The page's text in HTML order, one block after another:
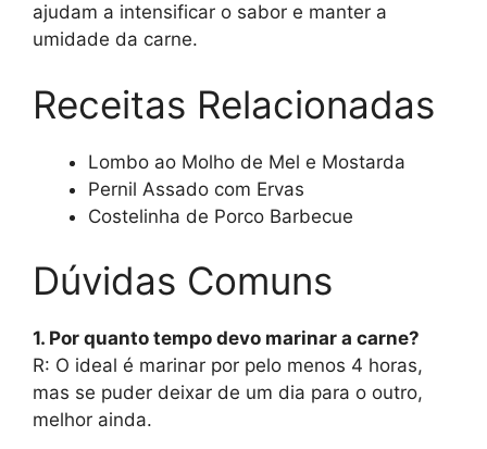
ajudam a intensificar o sabor e manter a
umidade da carne.
Receitas Relacionadas
Lombo ao Molho de Mel e Mostarda
Pernil Assado com Ervas
Costelinha de Porco Barbecue
Dúvidas Comuns
1. Por quanto tempo devo marinar a carne?
R: O ideal é marinar por pelo menos 4 horas,
mas se puder deixar de um dia para o outro,
melhor ainda.